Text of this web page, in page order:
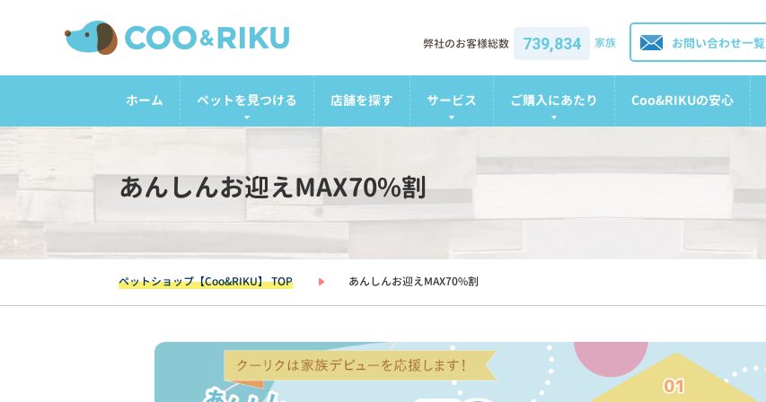
お問い合わせ一覧
弊社のお客様総数 739,834 家族
ホーム ペットを見つける 店舗を探す サービス ご購入にあたり Coo&RIKUの安心
あんしんお迎えMAX70%割
ペットショップ【Coo&RIKU】 TOP あんしんお迎えMAX70%割